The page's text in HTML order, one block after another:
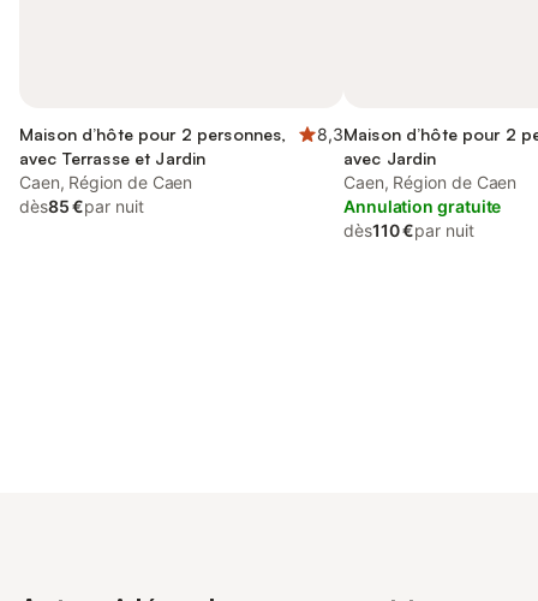
Maison d’hôte pour 2 personnes,
avec Terrasse et Jardin
8,3
Caen, Région de Caen
dès85 €par nuit
Maison d’hôte pour 2
avec Jardin
Caen, Région de Caen
Annulation gratuite
dès110 €par nuit